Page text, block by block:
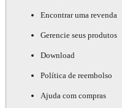
Encontrar uma revenda
Gerencie seus produtos
Download
Política de reembolso
Ajuda com compras